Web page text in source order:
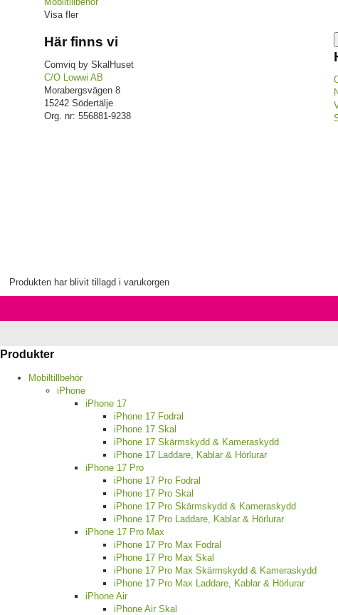
Visa fler
Här finns vi
Comviq by SkalHuset
C/O Lowwi AB
Morabergsvägen 8
15242 Södertälje
Org. nr: 556881-9238
Produkten har blivit tillagd i varukorgen
Produkter
Mobiltillbehör
iPhone
iPhone 17
iPhone 17 Fodral
iPhone 17 Skal
iPhone 17 Skärmskydd & Kameraskydd
iPhone 17 Laddare, Kablar & Hörlurar
iPhone 17 Pro
iPhone 17 Pro Fodral
iPhone 17 Pro Skal
iPhone 17 Pro Skärmskydd & Kameraskydd
iPhone 17 Pro Laddare, Kablar & Hörlurar
iPhone 17 Pro Max
iPhone 17 Pro Max Fodral
iPhone 17 Pro Max Skal
iPhone 17 Pro Max Skärmskydd & Kameraskydd
iPhone 17 Pro Max Laddare, Kablar & Hörlurar
iPhone Air
iPhone Air Skal